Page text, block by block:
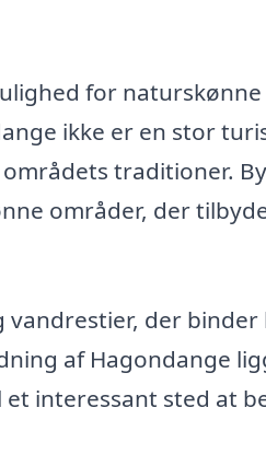
for
ikke er en stor
traditioner.
områder, der
der binder
af Hagondange
interessant sted at